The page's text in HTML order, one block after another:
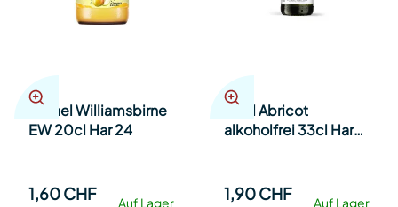
Michel Williamsbirne
EW 20cl Har 24
Auf Lager
1,60 CHF
Möhl Abricot
alkoholfrei 33cl Har
Auf Lager
1,90 CHF